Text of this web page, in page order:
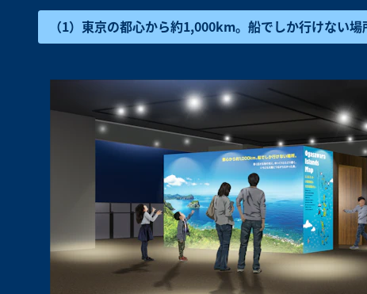
（1）東京の都心から約1,000km。船でしか行けない